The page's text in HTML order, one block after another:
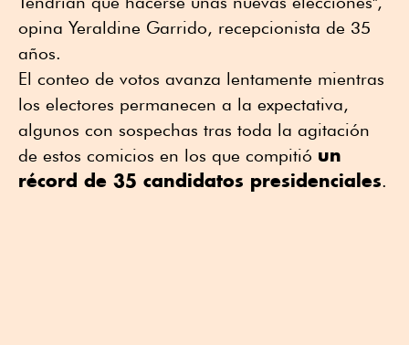
opina Yeraldine Garrido, recepcionista de 35
años.
El conteo de votos avanza lentamente mientras
los electores permanecen a la expectativa,
algunos con sospechas tras toda la agitación
de estos comicios en los que compitió un
récord de 35 candidatos presidenciales.